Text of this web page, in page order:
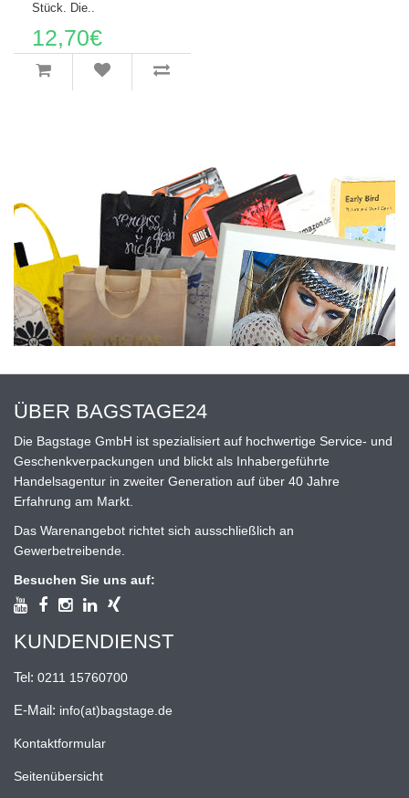
Stück. Die..
12,70€
ÜBER BAGSTAGE24
Die Bagstage GmbH ist spezialisiert auf hochwertige Service- und
Geschenkverpackungen und blickt als Inhabergeführte
Handelsagentur in zweiter Generation auf über 40 Jahre
Erfahrung am Markt.
Das Warenangebot richtet sich ausschließlich an
Gewerbetreibende.
Besuchen Sie uns auf:
KUNDENDIENST
Tel: 0211 15760700
E-Mail: info(at)bagstage.de
Kontaktformular
Seitenübersicht